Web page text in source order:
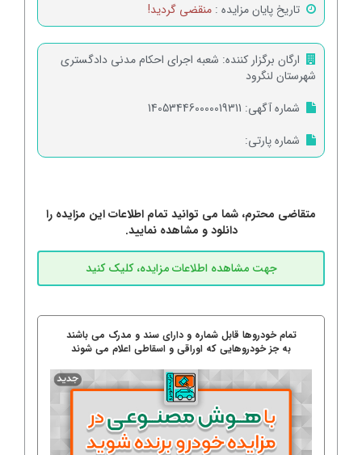
تاریخ پایان مزایده : منقضی گردید!
ارگان برگزار کننده: شعبه اجرای احکام مدنی دادگستری
شهرستان لنگرود
شماره آگهی: 140534460000019311
شماره پارتی:
متقاضی محترم، شما می توانید تمام اطلاعات این مزایده را
دانلود و مشاهده نمایید.
تمام خودروها قابل شماره و دارای سند و مدرک می باشند
به جز خودروهایی که اوراقی و اسقاطی اعلام می شوند